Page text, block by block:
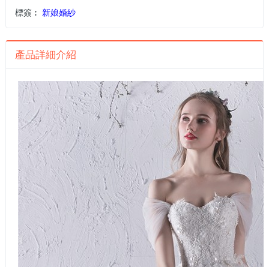
標簽︰ 新娘婚紗
產品詳細介紹